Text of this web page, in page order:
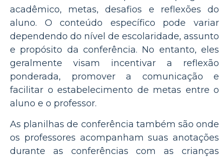
acadêmico, metas, desafios e reflexões do
aluno. O conteúdo específico pode variar
dependendo do nível de escolaridade, assunto
e propósito da conferência. No entanto, eles
geralmente visam incentivar a reflexão
ponderada, promover a comunicação e
facilitar o estabelecimento de metas entre o
aluno e o professor.
As planilhas de conferência também são onde
os professores acompanham suas anotações
durante as conferências com as crianças